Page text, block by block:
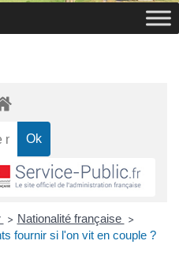
> Nationalité française >
fournir si l'on vit en couple ?